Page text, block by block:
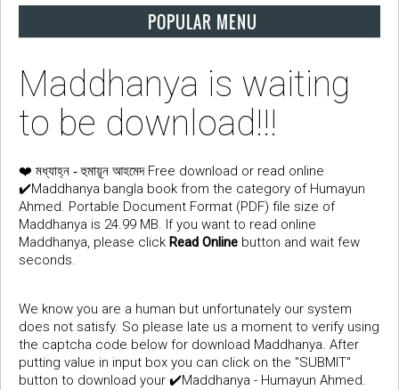
POPULAR MENU
Maddhanya is waiting
to be download!!!
❤️ মধ্যাহ্ন - হুমায়ূন আহমেদFree download or read online
✔️Maddhanya bangla book from the category of Humayun
Ahmed. Portable Document Format (PDF) file size of
Maddhanya is 24.99 MB. If you want to read online
Maddhanya, please click Read Online button and wait few
seconds.
We know you are a human but unfortunately our system
does not satisfy. So please late us a moment to verify using
the captcha code below for download Maddhanya. After
putting value in input box you can click on the "SUBMIT"
button to download your ✔️Maddhanya - Humayun Ahmed.